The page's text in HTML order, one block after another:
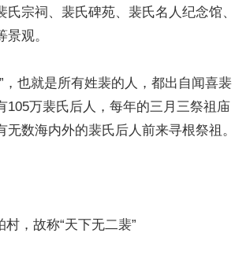
氏宗祠、裴氏碑苑、裴氏名人纪念馆、
观。
，也就是所有姓裴的人，都出自闻喜裴
105万裴氏后人，每年的三月三祭祖庙
无数海内外的裴氏后人前来寻根祭祖。
，故称“天下无二裴”